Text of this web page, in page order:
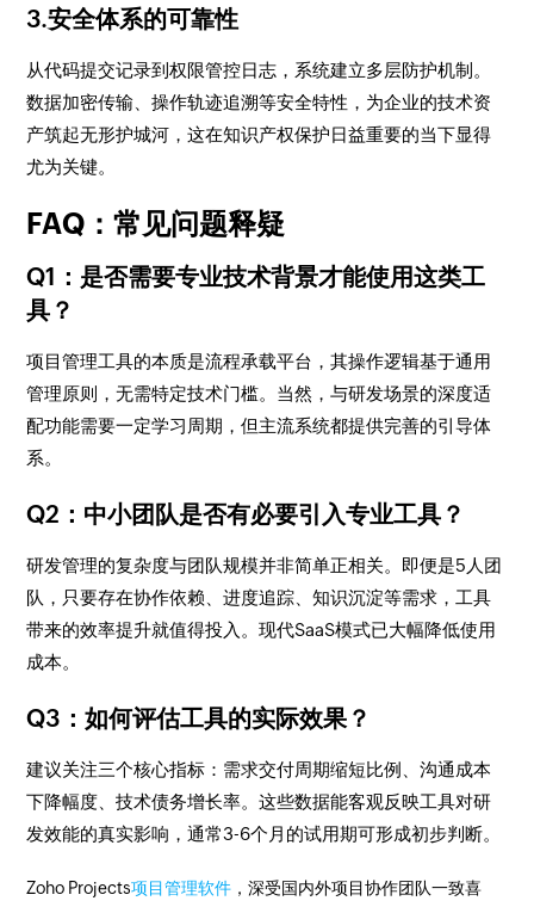
3.安全体系的可靠性
从代码提交记录到权限管控日志，系统建立多层防护机制。
数据加密传输、操作轨迹追溯等安全特性，为企业的技术资
产筑起无形护城河，这在知识产权保护日益重要的当下显得
尤为关键。
FAQ：常见问题释疑
Q1：是否需要专业技术背景才能使用这类工
具？
项目管理工具的本质是流程承载平台，其操作逻辑基于通用
管理原则，无需特定技术门槛。当然，与研发场景的深度适
配功能需要一定学习周期，但主流系统都提供完善的引导体
系。
Q2：中小团队是否有必要引入专业工具？
研发管理的复杂度与团队规模并非简单正相关。即便是5人团
队，只要存在协作依赖、进度追踪、知识沉淀等需求，工具
带来的效率提升就值得投入。现代SaaS模式已大幅降低使用
成本。
Q3：如何评估工具的实际效果？
建议关注三个核心指标：需求交付周期缩短比例、沟通成本
下降幅度、技术债务增长率。这些数据能客观反映工具对研
发效能的真实影响，通常3-6个月的试用期可形成初步判断。
Zoho Projects项目管理软件 ，深受国内外项目协作团队一致喜